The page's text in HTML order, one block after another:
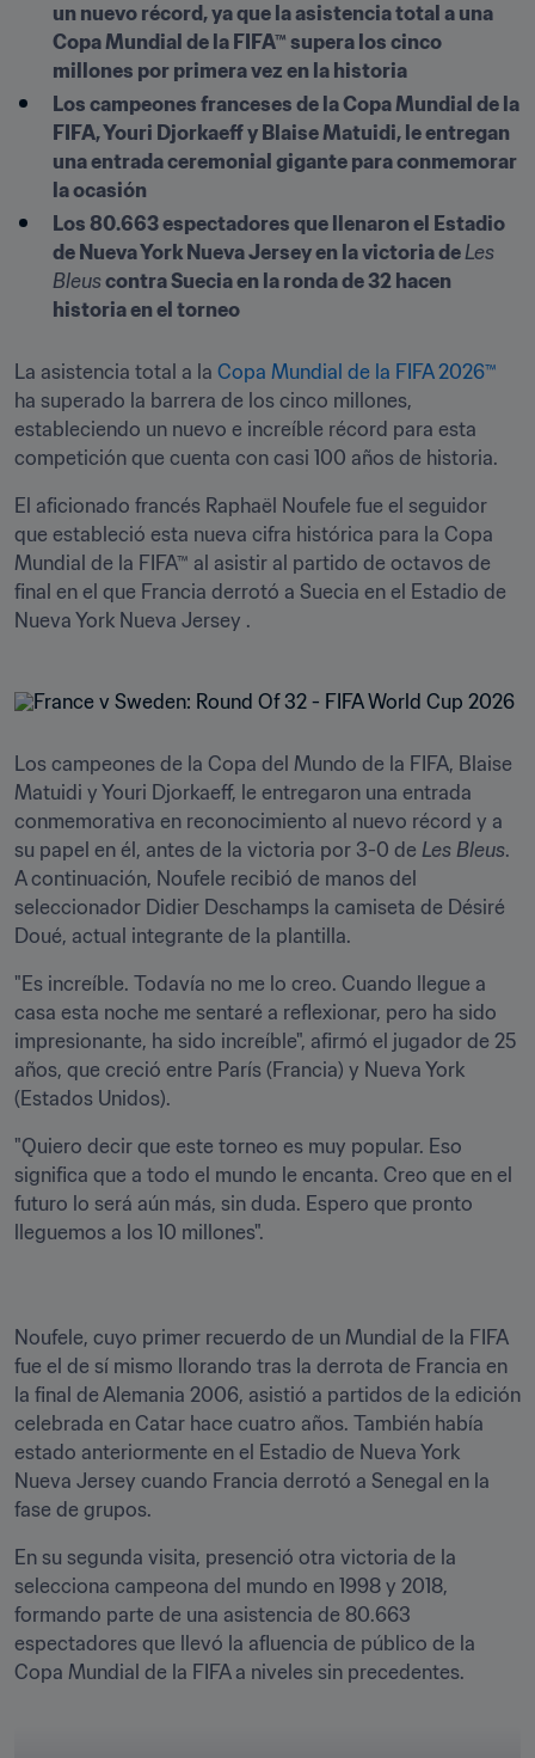
un nuevo récord, ya que la asistencia total a una
Copa Mundial de la FIFA™ supera los cinco
millones por primera vez en la historia
Los campeones franceses de la Copa Mundial de la
FIFA, Youri Djorkaeff y Blaise Matuidi, le entregan
una entrada ceremonial gigante para conmemorar
la ocasión
Los 80.663 espectadores que llenaron el Estadio
de Nueva York Nueva Jersey en la victoria de Les
Bleus contra Suecia en la ronda de 32 hacen
historia en el torneo
La asistencia total a la Copa Mundial de la FIFA 2026™
ha superado la barrera de los cinco millones,
estableciendo un nuevo e increíble récord para esta
competición que cuenta con casi 100 años de historia.
El aficionado francés Raphaël Noufele fue el seguidor
que estableció esta nueva cifra histórica para la Copa
Mundial de la FIFA™ al asistir al partido de octavos de
final en el que Francia derrotó a Suecia en el Estadio de
Nueva York Nueva Jersey .
Los campeones de la Copa del Mundo de la FIFA, Blaise
Matuidi y Youri Djorkaeff, le entregaron una entrada
conmemorativa en reconocimiento al nuevo récord y a
su papel en él, antes de la victoria por 3-0 de Les Bleus.
A continuación, Noufele recibió de manos del
seleccionador Didier Deschamps la camiseta de Désiré
Doué, actual integrante de la plantilla.
"Es increíble. Todavía no me lo creo. Cuando llegue a
casa esta noche me sentaré a reflexionar, pero ha sido
impresionante, ha sido increíble", afirmó el jugador de 25
años, que creció entre París (Francia) y Nueva York
(Estados Unidos).
"Quiero decir que este torneo es muy popular. Eso
significa que a todo el mundo le encanta. Creo que en el
futuro lo será aún más, sin duda. Espero que pronto
Noufele, cuyo primer recuerdo de un Mundial de la FIFA
fue el de sí mismo llorando tras la derrota de Francia en
la final de Alemania 2006, asistió a partidos de la edición
celebrada en Catar hace cuatro años. También había
estado anteriormente en el Estadio de Nueva York
Nueva Jersey cuando Francia derrotó a Senegal en la
fase de grupos.
En su segunda visita, presenció otra victoria de la
selecciona campeona del mundo en 1998 y 2018,
formando parte de una asistencia de 80.663
espectadores que llevó la afluencia de público de la
Copa Mundial de la FIFA a niveles sin precedentes.